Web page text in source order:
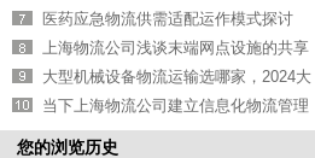
文来分析[最新更新]
医药应急物流供需适配运作模式探讨
上海物流公司浅谈末端网点设施的共享
模式
大型机械设备物流运输选哪家，2024大
型机械设备物流运输公司推荐[今日推
荐]
当下上海物流公司建立信息化物流管理
系统有什么困难之处？
您的浏览历史